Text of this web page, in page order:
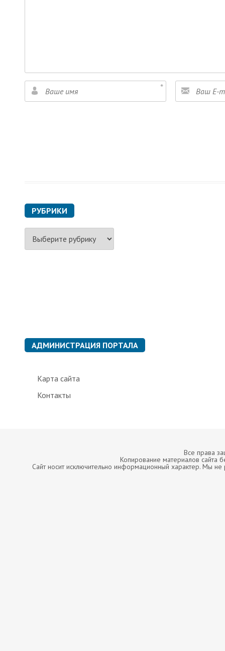
РУБРИКИ
б
АДМИНИСТРАЦИЯ ПОРТАЛА
Карта сайта
Контакты
Все права
Копирование материалов сайта
Сайт носит исключительно информационный характер. Мы